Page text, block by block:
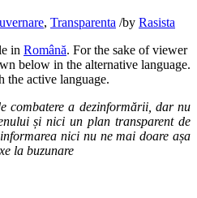
, Transparenta /by Rasista
in Română. For the sake of viewer
below in the alternative language.
active language.
combatere a dezinformării, dar nu
și nici un plan transparent de
nici nu ne mai doare așa
la buzunare